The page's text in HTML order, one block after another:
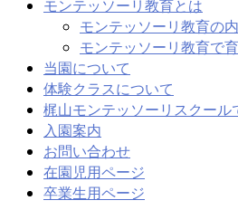
モンテッソーリ教育とは
モンテッソーリ教育の
モンテッソーリ教育で
当園について
体験クラスについて
梶山モンテッソーリスクール
入園案内
お問い合わせ
在園児用ページ
卒業生用ページ